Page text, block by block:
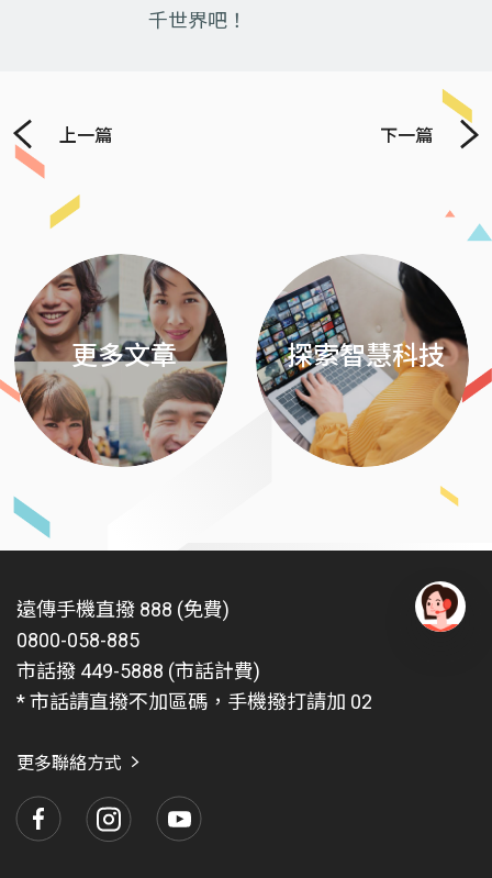
千世界吧！
上一篇 下一篇
更多文章 探索智慧科技
遠傳手機直撥 888 (免費)
0800-058-885
市話撥 449-5888 (市話計費)
* 市話請直撥不加區碼，手機撥打請加 02
更多聯絡方式